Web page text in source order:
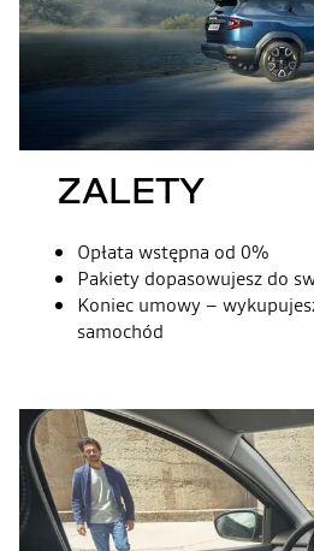
ZALETY
Opłata wstępna od 0%
Pakiety dopasowujesz do
Koniec umowy –
samochód